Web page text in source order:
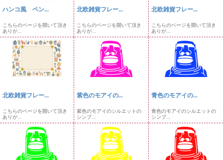
ハンコ風 ペン...
こちらのページを開いて頂き
ありが...
北欧雑貨フレー...
こちらのページを開いて頂き
ありが...
北欧雑貨フレー...
こちらのページを開いて頂き
ありが...
北欧雑貨フレー...
こちらのページを開いて頂き
ありが...
紫色のモアイの...
紫色のモアイのシルエットの
シンプ...
青色のモアイの...
青色のモアイのシルエットの
シンプ...